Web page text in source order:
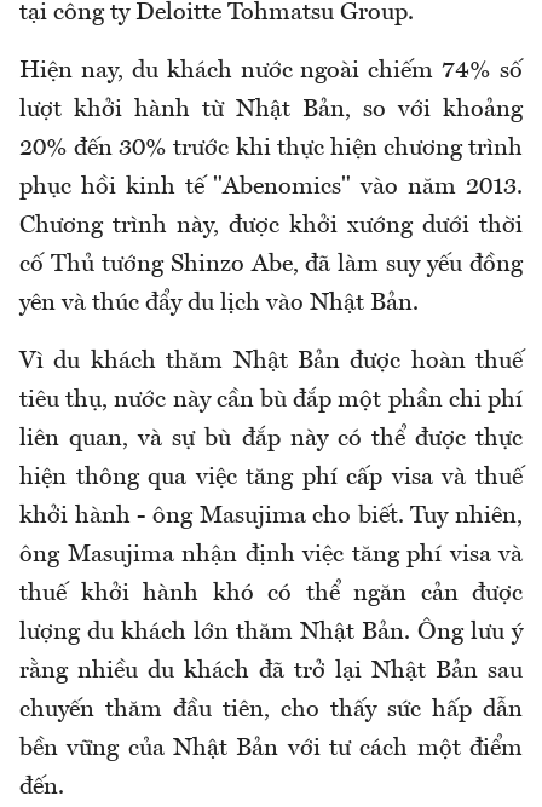
tại công ty Deloitte Tohmatsu Group.
Hiện nay, du khách nước ngoài chiếm 74% số
lượt khởi hành từ Nhật Bản, so với khoảng
20% đến 30% trước khi thực hiện chương trình
phục hồi kinh tế "Abenomics" vào năm 2013.
Chương trình này, được khởi xướng dưới thời
cố Thủ tướng Shinzo Abe, đã làm suy yếu đồng
yên và thúc đẩy du lịch vào Nhật Bản.
Vì du khách thăm Nhật Bản được hoàn thuế
tiêu thụ, nước này cần bù đắp một phần chi phí
liên quan, và sự bù đắp này có thể được thực
hiện thông qua việc tăng phí cấp visa và thuế
khởi hành - ông Masujima cho biết. Tuy nhiên,
ông Masujima nhận định việc tăng phí visa và
thuế khởi hành khó có thể ngăn cản được
lượng du khách lớn thăm Nhật Bản. Ông lưu ý
rằng nhiều du khách đã trở lại Nhật Bản sau
chuyến thăm đầu tiên, cho thấy sức hấp dẫn
bền vững của Nhật Bản với tư cách một điểm
đến.